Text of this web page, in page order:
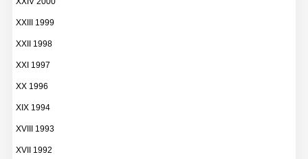
XXIII 1999
XXII 1998
XXI 1997
XX 1996
XIX 1994
XVIII 1993
XVII 1992